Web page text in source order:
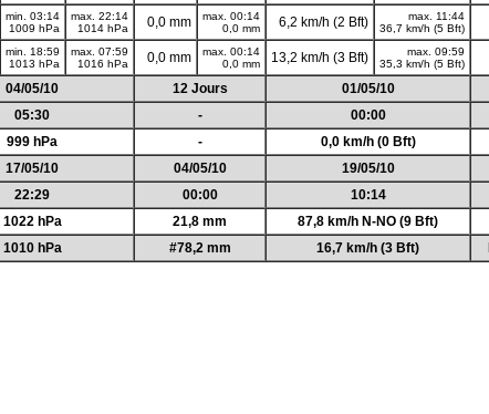
min. 03:14
1009 hPa
max. 22:14
1014 hPa
0,0 mm
max. 00:14
0,0 mm
6,2 km/h (2 Bft)
max. 11:44
36,7 km/h (5 Bft)
min. 18:59
1013 hPa
max. 07:59
1016 hPa
0,0 mm
max. 00:14
0,0 mm
13,2 km/h (3 Bft)
max. 09:59
35,3 km/h (5 Bft)
04/05/10 12 Jours 01/05/10
05:30 - 00:00
999 hPa - 0,0 km/h (0 Bft)
17/05/10 04/05/10 19/05/10
22:29 00:00 10:14
1022 hPa 21,8 mm 87,8 km/h N-NO (9 Bft)
1010 hPa #78,2 mm 16,7 km/h (3 Bft)